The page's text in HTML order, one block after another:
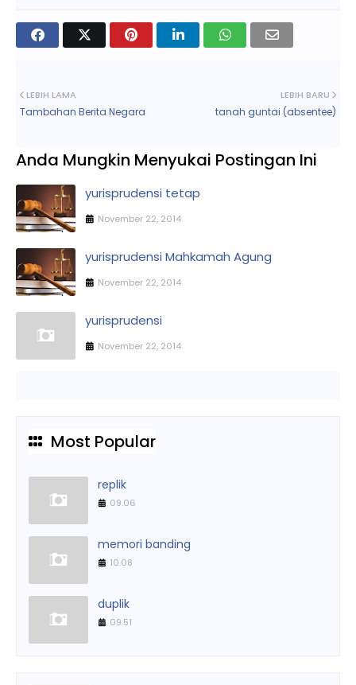
LEBIH BARU
tanah guntai (absentee)
LEBIH LAMA
Tambahan Berita Negara
Anda Mungkin Menyukai Postingan Ini
yurisprudensi tetap
November 22, 2014
yurisprudensi Mahkamah Agung
November 22, 2014
yurisprudensi
November 22, 2014
Most Popular
replik
09.06
memori banding
10.08
duplik
09.51